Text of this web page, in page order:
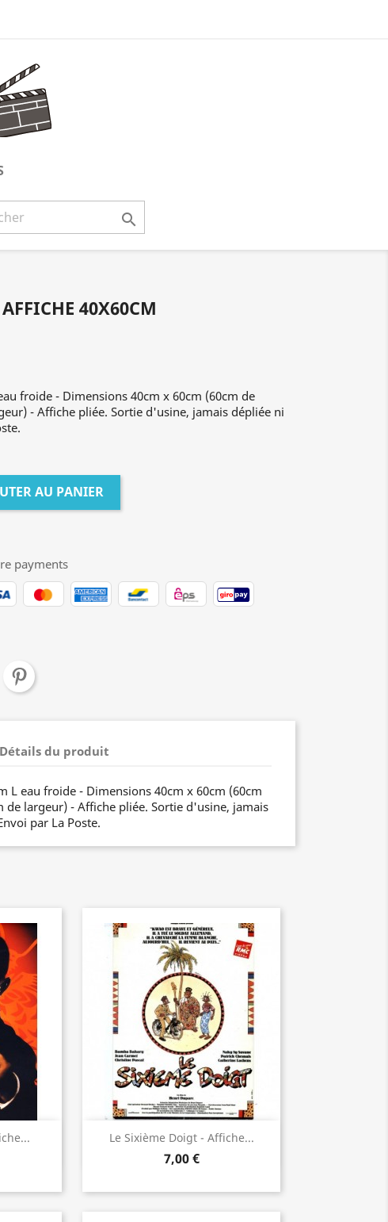

40X60CM
froide - Dimensions 40cm x 60cm (60cm de
- Affiche pliée. Sortie d'usine, jamais dépliée ni
AU PANIER
payments
Détails du produit
L eau froide - Dimensions 40cm x 60cm (60cm
de largeur) - Affiche pliée. Sortie d'usine, jamais
par La Poste.
Le Sixième Doigt - Affiche...
7,00 €
Aperçu rapide